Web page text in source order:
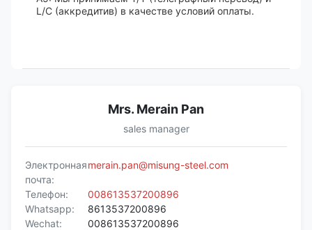
L/C (аккредитив) в качестве условий оплаты.
Mrs. Merain Pan
sales manager
Электронная
почта:
merain.pan@misung-steel.com
Телефон:
008613537200896
Whatsapp:
8613537200896
Wechat:
008613537200896